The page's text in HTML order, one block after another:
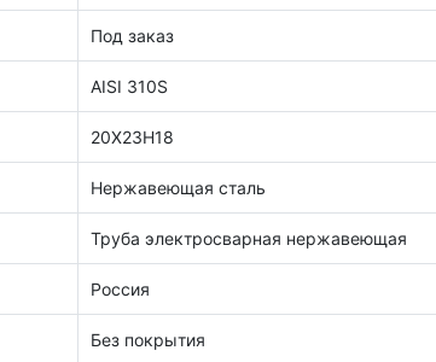
Под заказ
AISI 310S
20Х23Н18
Нержавеющая сталь
Труба электросварная нержавеющая
Россия
Без покрытия